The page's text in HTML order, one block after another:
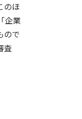
のほ
企業
ので
査